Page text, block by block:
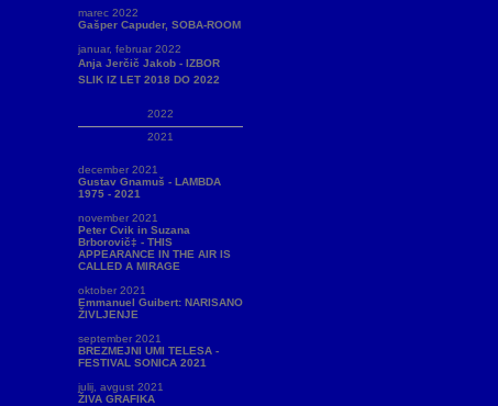
marec 2022
Gašper Capuder, SOBA-ROOM
januar, februar 2022
Anja Jerčič Jakob - IZBOR
SLIK IZ LET 2018 DO 2022
2022
2021
december 2021
Gustav Gnamuš - LAMBDA
1975 - 2021
november 2021
Peter Cvik in Suzana
Brborovič‡ - THIS
APPEARANCE IN THE AIR IS
CALLED A MIRAGE
oktober 2021
Emmanuel Guibert: NARISANO
ŽIVLJENJE
september 2021
BREZMEJNI UMI TELESA -
FESTIVAL SONICA 2021
julij, avgust 2021
ŽIVA GRAFIKA